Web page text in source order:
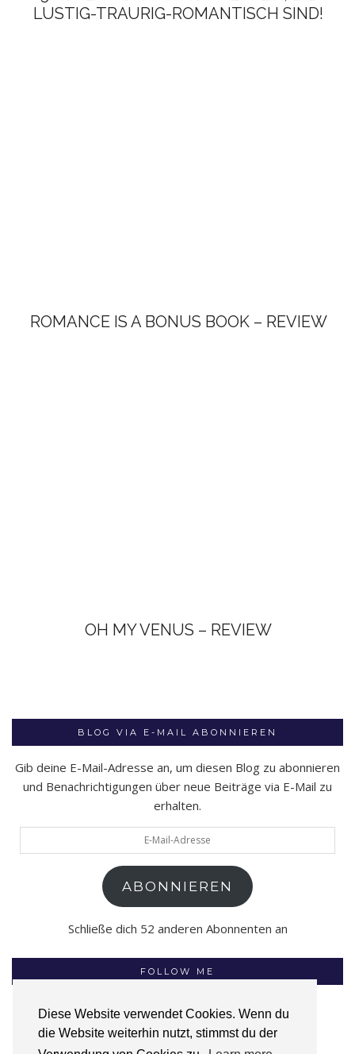
Diese Website verwendet Cookies. Wenn du
die Website weiterhin nutzt, stimmst du der
LUSTIG-TRAURIG-ROMANTISCH SIND!
ROMANCE IS A BONUS BOOK – REVIEW
OH MY VENUS – REVIEW
BLOG VIA E-MAIL ABONNIEREN
Gib deine E-Mail-Adresse an, um diesen Blog zu abonnieren
und Benachrichtigungen über neue Beiträge via E-Mail zu
erhalten.
Mail-
ABONNIEREN
Schließe dich 52 anderen Abonnenten an
FOLLOW ME
INSTAGRAM FACEBOOK GOODREADS